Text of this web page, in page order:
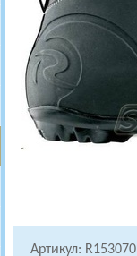
Артикул: R153070